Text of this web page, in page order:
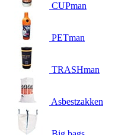
CUPman
PETman
TRASHman
Asbestzakken